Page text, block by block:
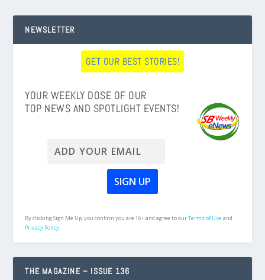
NEWSLETTER
GET OUR BEST STORIES!
YOUR WEEKLY DOSE OF OUR
TOP NEWS AND SPOTLIGHT EVENTS!
By clicking Sign Me Up, you confirm you are 16+ and agree to ourTerms of Useand
Privacy Policy.
THE MAGAZINE – ISSUE 136